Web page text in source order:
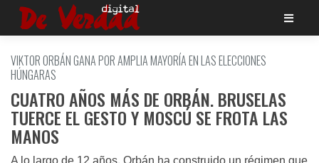
Saltar
VIKTOR ORBÁN GANA POR AMPLIA MAYORÍA EN LAS ELECCIONES
HÚNGARAS
CUATRO AÑOS MÁS DE ORBÁN. BRUSELAS
TUERCE EL GESTO Y MOSCÚ SE FROTA LAS
MANOS
A lo largo de 12 años, Orbán ha construido un régimen que